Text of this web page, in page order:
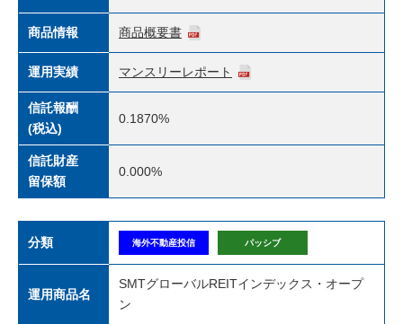
商品情報 商品概要書
運用実績 マンスリーレポート
信託報酬
(税込)
0.1870%
信託財産
留保額
0.000%
分類 海外不動産投信 パッシブ
運用商品名
SMTグローバルREITインデックス・オープ
ン